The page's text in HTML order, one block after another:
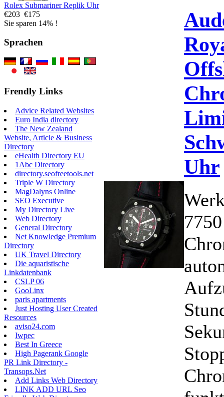
Rolex Submariner Replik Uhr
€203 €175
Sie sparen 14% !
Sprachen
Frendly Links
Advice Related Websites
Euro India directory
The New Zealand
Website, Article & Business
Directory
eHealth Directory EU
1Abc Directory
directory.seofreetools.net
Triple W Directory
MagDalyns Online
SEO Executive
My Directory Live
Web Directory
General Directory
Net Knowledge Premium
Directory
UK Travel Directory
Die aquaristische
Linkdatenbank
CSLP 06
GooLinx
paris apartments
Just Hosting User Created
Resources
aviso24.com
Iwpec
Best In Greece
High Pagerank Google
PR Link Directory -
Transops.Net
Add Links Web Directory
LINK ADD URL Seo
Uhr